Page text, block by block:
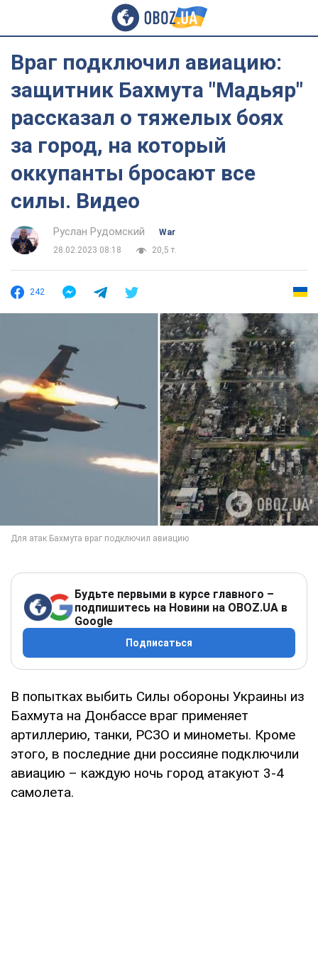
Враг подключил авиацию:
защитник Бахмута "Мадьяр"
рассказал о тяжелых боях
за город, на который
оккупанты бросают все
силы. Видео
Руслан Рудомский
War
28.02.2023 08:18
20,5 т.
242
Будьте первыми в курсе главного –
подпишитесь на Новини на OBOZ.UA в
Google
Подписаться
В попытках выбить Силы обороны Украины из
Бахмута на Донбассе враг применяет
артиллерию, танки, РСЗО и минометы. Кроме
этого, в последние дни россияне подключили
авиацию – каждую ночь город атакуют 3-4
самолета.